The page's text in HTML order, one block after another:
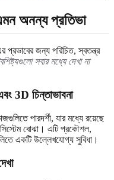
অনন্য প্রতিভা
প্রভাবের জন্য পরিচিত, স্বতন্ত্র
সবার মধ্যে দেখা না
3D চিন্তাভাবনা
পারদর্শী, যার মধ্যে রয়েছে
বোঝা। এটি প্রকৌশল,
একটি উল্লেখযোগ্য সুবিধা।